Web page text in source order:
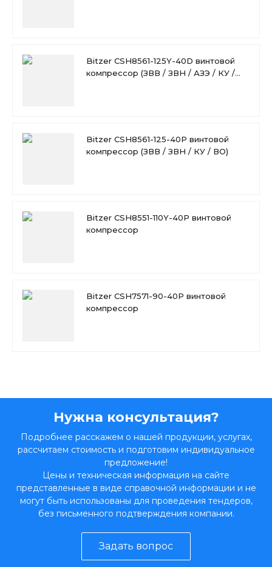
Bitzer CSH8561-125Y-40D винтовой
компрессор (ЗВВ / ЗВН / АЗЭ / КУ /
Bitzer CSH8561-125-40P винтовой
компрессор (ЗВВ / ЗВН / КУ / ВО)
Bitzer CSH8551-110Y-40P винтовой
компрессор
Bitzer CSH7571-90-40P винтовой
компрессор
Нужна консультация?
Подробнее расскажем о нашей продукции, услугах,
рассчитаем стоимость и подготовим индивидуальное
предложение!
Цены и техническая информация на сайте
представленные в виде справочной информации и не
могут быть использованы для проведения тендеров,
без письменного подтверждения компании.
Задать вопрос